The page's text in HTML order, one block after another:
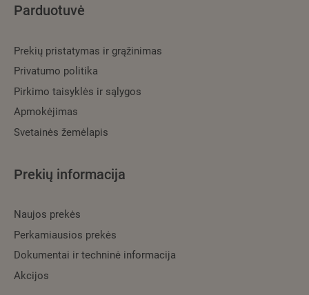
Parduotuvė
Prekių pristatymas ir grąžinimas
Privatumo politika
Pirkimo taisyklės ir sąlygos
Apmokėjimas
Svetainės žemėlapis
Prekių informacija
Akcijos
Naujos prekės
Perkamiausios prekės
Dokumentai ir techninė informacija